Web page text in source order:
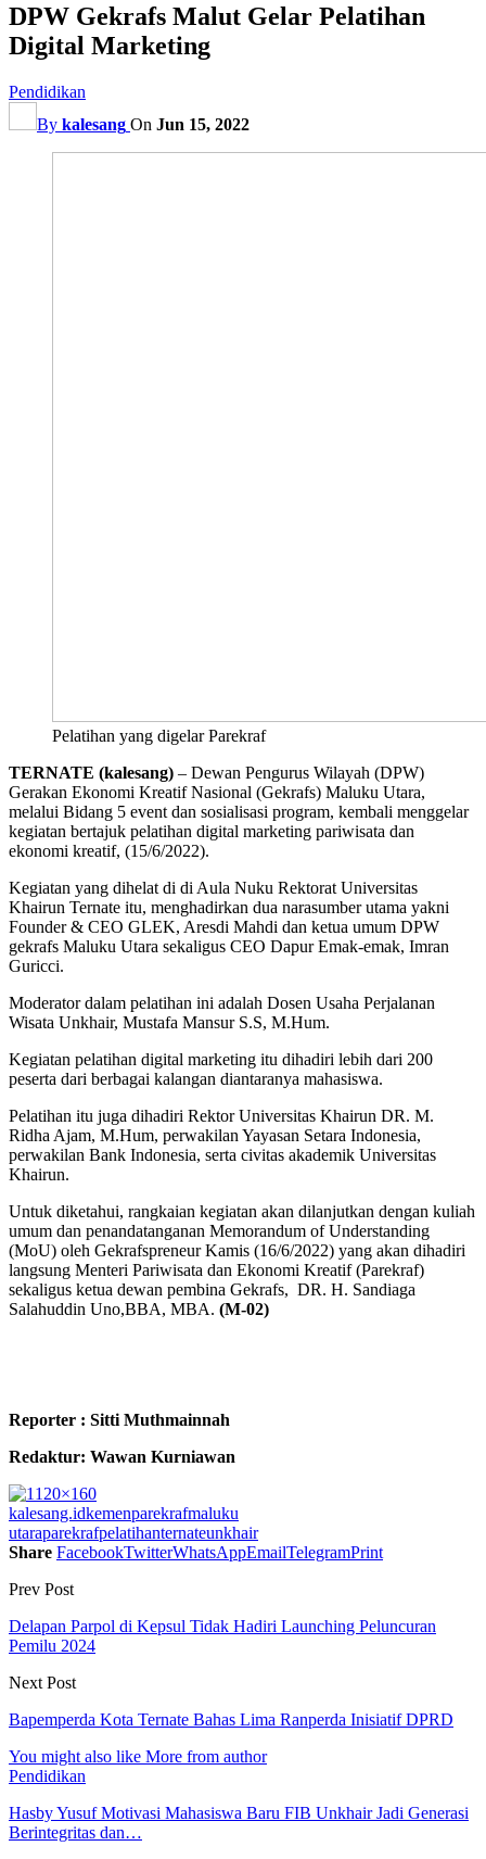
DPW Gekrafs Malut Gelar Pelatihan
Digital Marketing
Pendidikan
By kalesang On Jun 15, 2022
Pelatihan yang digelar Parekraf
TERNATE (kalesang) – Dewan Pengurus Wilayah (DPW)
Gerakan Ekonomi Kreatif Nasional (Gekrafs) Maluku Utara,
melalui Bidang 5 event dan sosialisasi program, kembali menggelar
kegiatan bertajuk pelatihan digital marketing pariwisata dan
ekonomi kreatif, (15/6/2022).
Kegiatan yang dihelat di di Aula Nuku Rektorat Universitas
Khairun Ternate itu, menghadirkan dua narasumber utama yakni
Founder & CEO GLEK, Aresdi Mahdi dan ketua umum DPW
gekrafs Maluku Utara sekaligus CEO Dapur Emak-emak, Imran
Guricci.
Moderator dalam pelatihan ini adalah Dosen Usaha Perjalanan
Wisata Unkhair, Mustafa Mansur S.S, M.Hum.
Kegiatan pelatihan digital marketing itu dihadiri lebih dari 200
peserta dari berbagai kalangan diantaranya mahasiswa.
Pelatihan itu juga dihadiri Rektor Universitas Khairun DR. M.
Ridha Ajam, M.Hum, perwakilan Yayasan Setara Indonesia,
perwakilan Bank Indonesia, serta civitas akademik Universitas
Khairun.
Untuk diketahui, rangkaian kegiatan akan dilanjutkan dengan kuliah
umum dan penandatanganan Memorandum of Understanding
(MoU) oleh Gekrafspreneur Kamis (16/6/2022) yang akan dihadiri
langsung Menteri Pariwisata dan Ekonomi Kreatif (Parekraf)
sekaligus ketua dewan pembina Gekrafs, DR. H. Sandiaga
Salahuddin Uno,BBA, MBA. (M-02)
Reporter : Sitti Muthmainnah
Redaktur: Wawan Kurniawan
kalesang.idkemenparekrafmaluku
utaraparekrafpelatihanternateunkhair
Share FacebookTwitterWhatsAppEmailTelegramPrint
Prev Post
Delapan Parpol di Kepsul Tidak Hadiri Launching Peluncuran
Pemilu 2024
Next Post
Bapemperda Kota Ternate Bahas Lima Ranperda Inisiatif DPRD
You might also like More from author
Pendidikan
Hasby Yusuf Motivasi Mahasiswa Baru FIB Unkhair Jadi Generasi
Berintegritas dan…